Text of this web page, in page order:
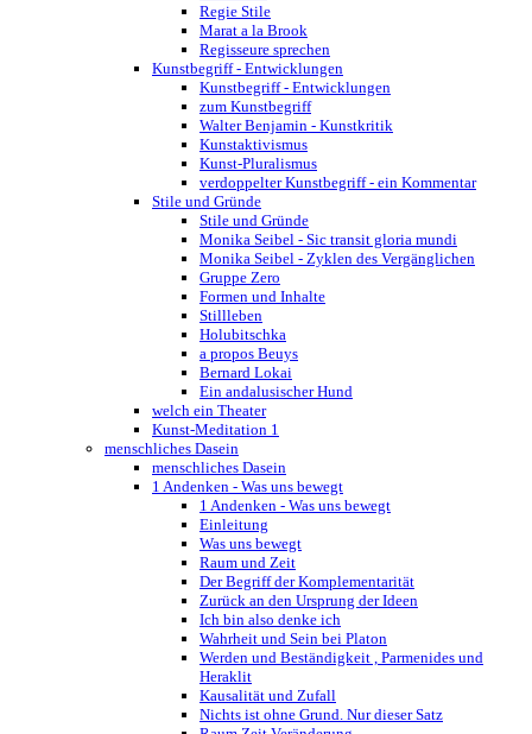
Regie Stile
Marat a la Brook
Regisseure sprechen
Kunstbegriff - Entwicklungen
Kunstbegriff - Entwicklungen
zum Kunstbegriff
Walter Benjamin - Kunstkritik
Kunstaktivismus
Kunst-Pluralismus
verdoppelter Kunstbegriff - ein Kommentar
Stile und Gründe
Stile und Gründe
Monika Seibel - Sic transit gloria mundi
Monika Seibel - Zyklen des Vergänglichen
Gruppe Zero
Formen und Inhalte
Stillleben
Holubitschka
a propos Beuys
Bernard Lokai
Ein andalusischer Hund
welch ein Theater
Kunst-Meditation 1
menschliches Dasein
menschliches Dasein
1 Andenken - Was uns bewegt
1 Andenken - Was uns bewegt
Einleitung
Was uns bewegt
Raum und Zeit
Der Begriff der Komplementarität
Zurück an den Ursprung der Ideen
Ich bin also denke ich
Wahrheit und Sein bei Platon
Werden und Beständigkeit , Parmenides und
Heraklit
Kausalität und Zufall
Nichts ist ohne Grund. Nur dieser Satz